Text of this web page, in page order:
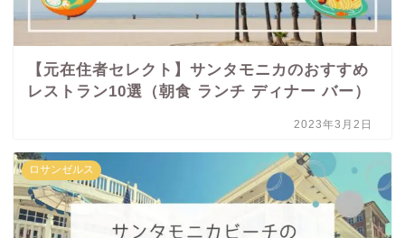
【元在住者セレクト】サンタモニカのおすすめ
レストラン10選（朝食 ランチ ディナー バー）
2023年3月2日
ロサンゼルス